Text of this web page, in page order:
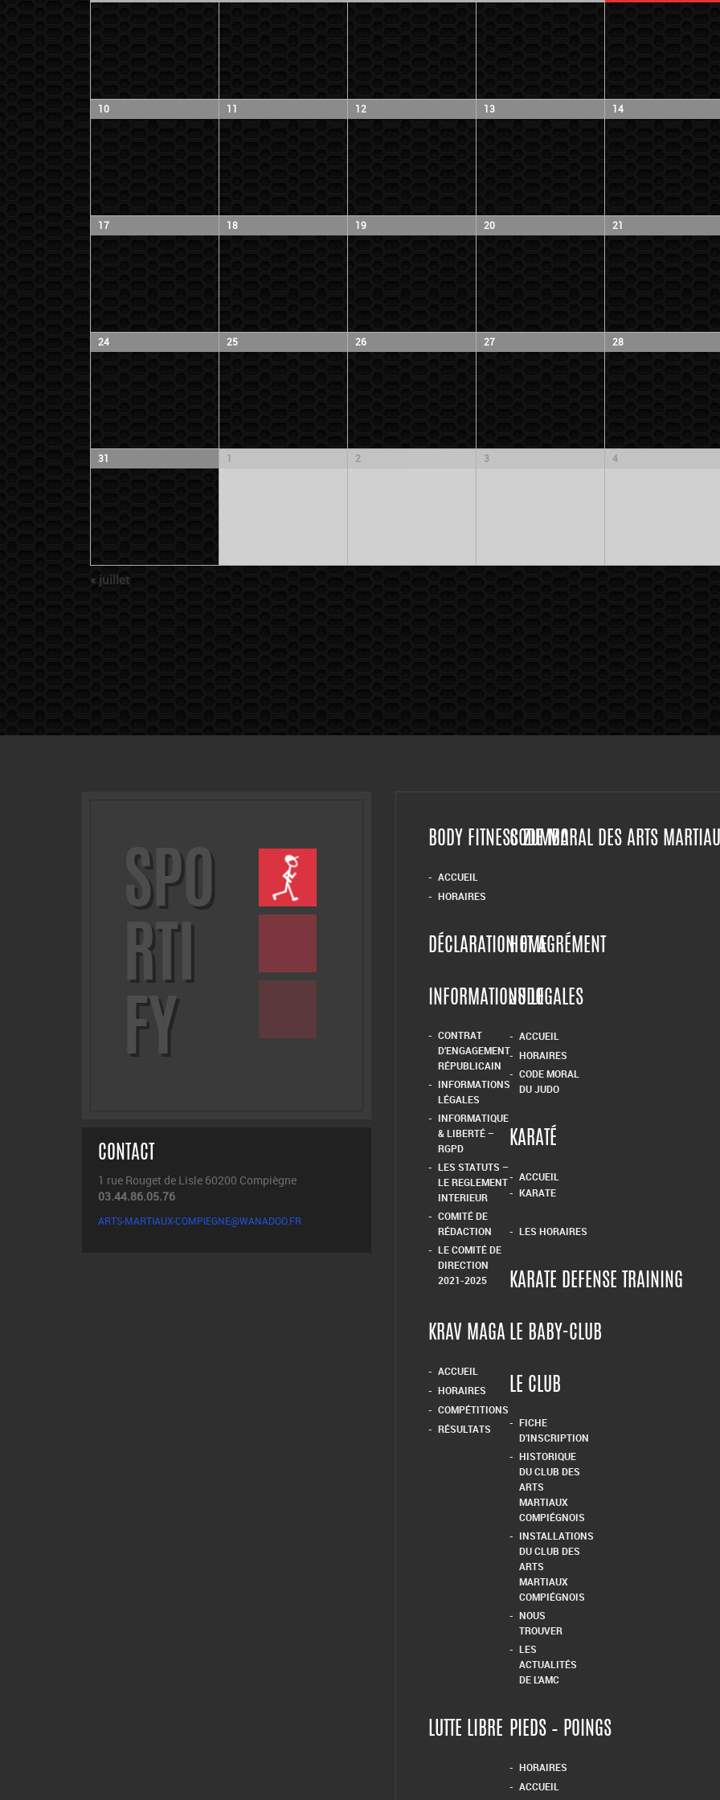
10 11 12 13 14
17 18 19 20 21
24 25 26 27 28
31 1 2 3 4
« juillet
SPO
RTI
FY
CONTACT
1 rue Rouget de Lisle 60200 Compiègne
03.44.86.05.76
ARTS-MARTIAUX-COMPIEGNE@WANADOO.FR
BODY FITNESS ZUMBA
ACCUEIL
HORAIRES
CODE MORAL DES ARTS
DÉCLARATION ET AGRÉMENT
HOME
INFORMATIONS LEGALES
CONTRAT
D’ENGAGEMENT
RÉPUBLICAIN
INFORMATIONS
LÉGALES
INFORMATIQUE
& LIBERTÉ –
RGPD
LES STATUTS –
LE REGLEMENT
INTERIEUR
COMITÉ DE
RÉDACTION
LE COMITÉ DE
DIRECTION
2021-2025
JUDO
ACCUEIL
HORAIRES
CODE MORAL
DU JUDO
KARATÉ
ACCUEIL
KARATE
LES HORAIRES
KARATE DEFENSE TRAINING
KRAV MAGA
ACCUEIL
HORAIRES
COMPÉTITIONS
RÉSULTATS
LE BABY-CLUB
LE CLUB
FICHE
D’INSCRIPTION
HISTORIQUE
DU CLUB DES
ARTS
MARTIAUX
COMPIÉGNOIS
INSTALLATIONS
DU CLUB DES
ARTS
MARTIAUX
COMPIÉGNOIS
NOUS
TROUVER
LES
ACTUALITÉS
DE L’AMC
LUTTE LIBRE PIEDS – POINGS
HORAIRES
ACCUEIL